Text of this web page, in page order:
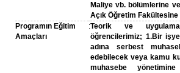
Maliye vb. bölümlerine
Açık Öğretim
Programın Eğitim
Amaçları
:Teorik ve
öğrencilerimiz; 1.Bir
adına serbest
edebilecek veya kamu
muhasebe